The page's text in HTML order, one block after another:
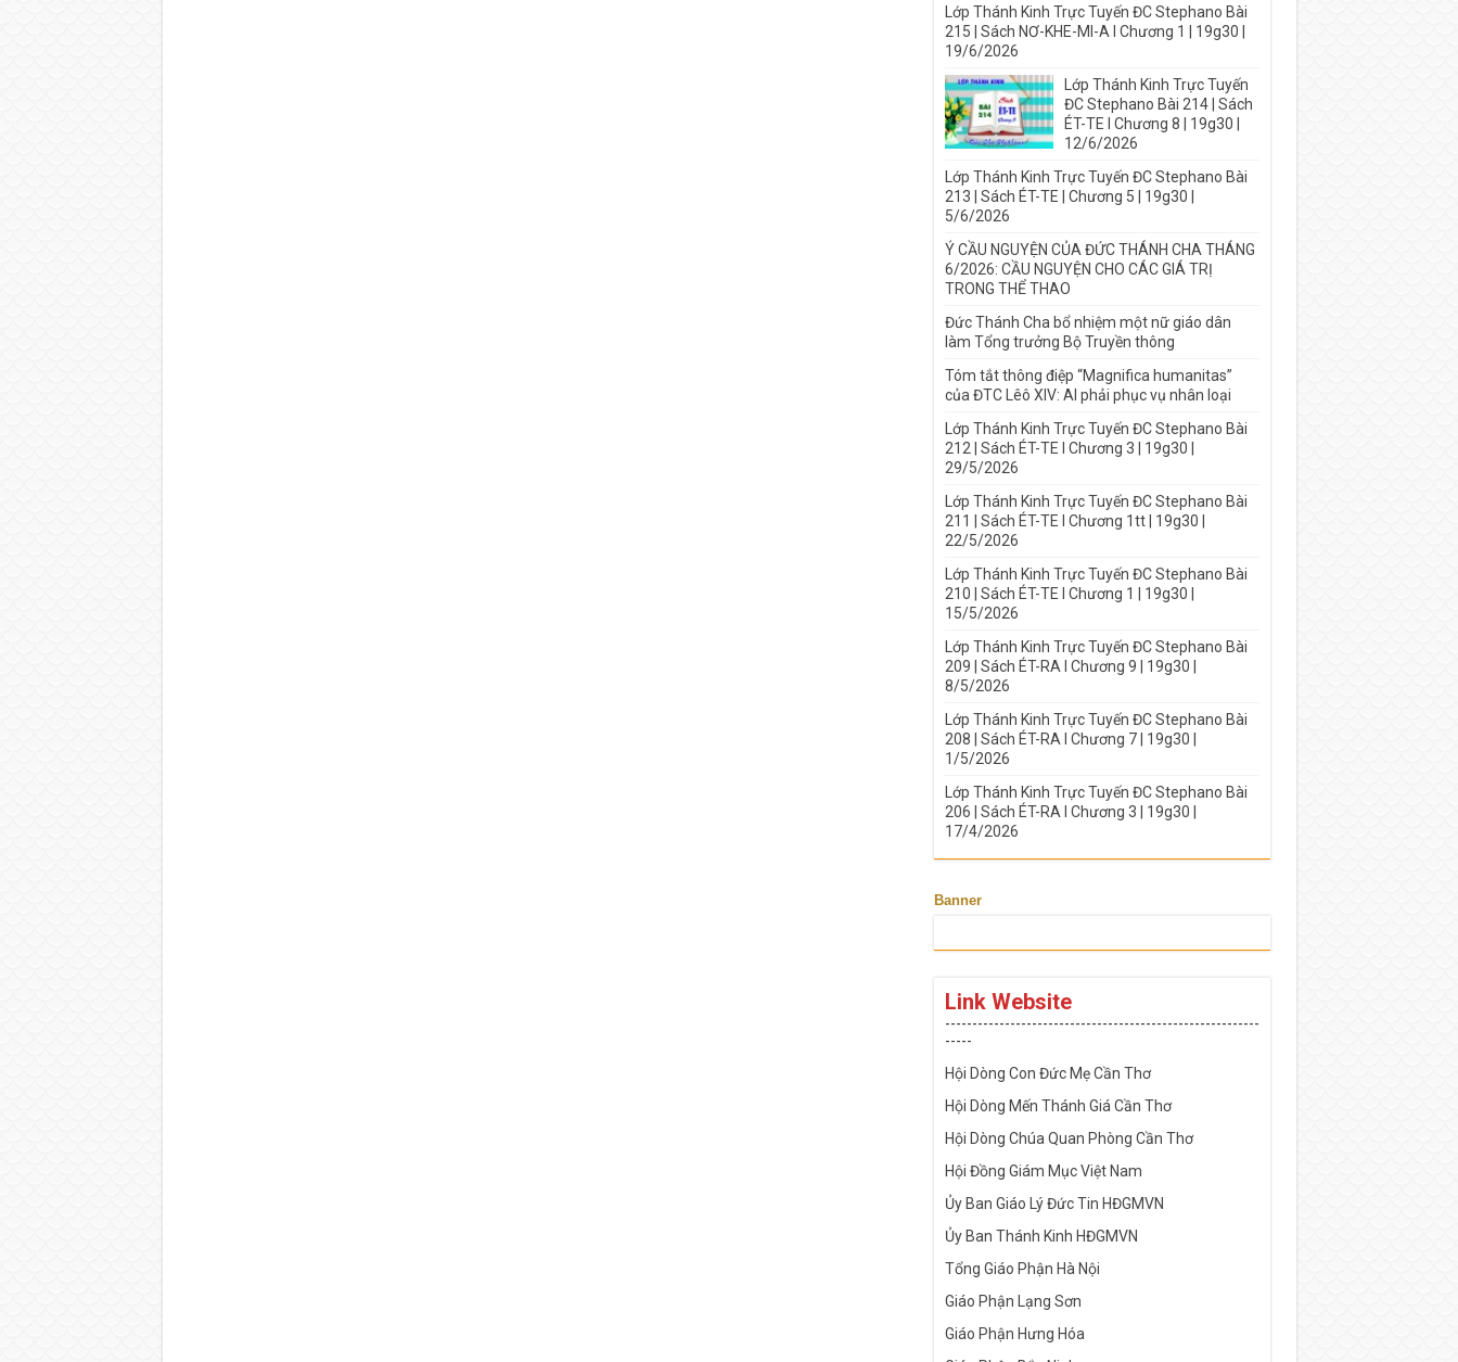
Lớp Thánh Kinh Trực Tuyến ĐC Stephano Bài
215 | Sách NƠ-KHE-MI-A I Chương 1 | 19g30 |
19/6/2026
Lớp Thánh Kinh Trực Tuyến
ĐC Stephano Bài 214 | Sách
ÉT-TE I Chương 8 | 19g30 |
12/6/2026
Lớp Thánh Kinh Trực Tuyến ĐC Stephano Bài
213 | Sách ÉT-TE | Chương 5 | 19g30 |
5/6/2026
Ý CẦU NGUYỆN CỦA ĐỨC THÁNH CHA THÁNG
6/2026: CẦU NGUYỆN CHO CÁC GIÁ TRỊ
TRONG THỂ THAO
Đức Thánh Cha bổ nhiệm một nữ giáo dân
làm Tổng trưởng Bộ Truyền thông
Tóm tắt thông điệp “Magnifica humanitas”
của ĐTC Lêô XIV: AI phải phục vụ nhân loại
Lớp Thánh Kinh Trực Tuyến ĐC Stephano Bài
212 | Sách ÉT-TE I Chương 3 | 19g30 |
29/5/2026
Lớp Thánh Kinh Trực Tuyến ĐC Stephano Bài
211 | Sách ÉT-TE I Chương 1tt | 19g30 |
22/5/2026
Lớp Thánh Kinh Trực Tuyến ĐC Stephano Bài
210 | Sách ÉT-TE I Chương 1 | 19g30 |
15/5/2026
Lớp Thánh Kinh Trực Tuyến ĐC Stephano Bài
209 | Sách ÉT-RA I Chương 9 | 19g30 |
8/5/2026
Lớp Thánh Kinh Trực Tuyến ĐC Stephano Bài
208 | Sách ÉT-RA I Chương 7 | 19g30 |
1/5/2026
Lớp Thánh Kinh Trực Tuyến ĐC Stephano Bài
206 | Sách ÉT-RA I Chương 3 | 19g30 |
17/4/2026
Banner
Link Website
----------------------------------------------------------
-----
Hội Dòng Con Đức Mẹ Cần Thơ
Hội Dòng Mến Thánh Giá Cần Thơ
Hội Dòng Chúa Quan Phòng Cần Thơ
Hội Đồng Giám Mục Việt Nam
Ủy Ban Giáo Lý Đức Tin HĐGMVN
Ủy Ban Thánh Kinh HĐGMVN
Tổng Giáo Phận Hà Nội
Giáo Phận Lạng Sơn
Giáo Phận Hưng Hóa